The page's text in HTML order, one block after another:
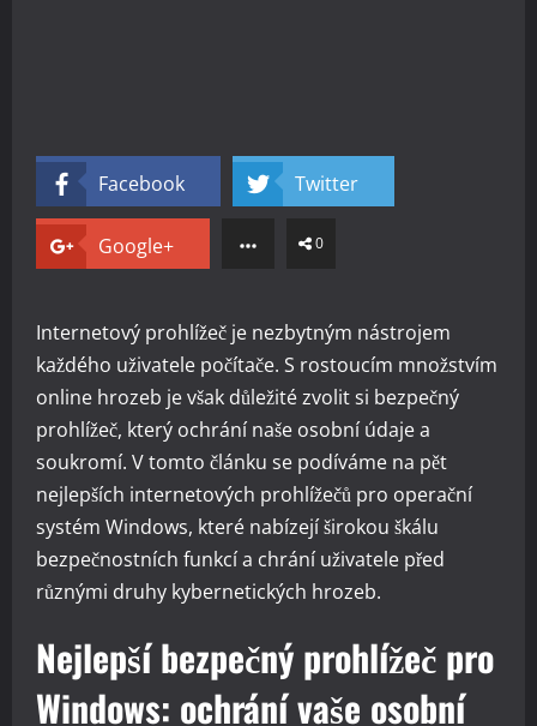
Facebook Twitter
Google+ 0
Internetový prohlížeč je nezbytným nástrojem
každého uživatele počítače. S rostoucím množstvím
online hrozeb je však důležité zvolit si bezpečný
prohlížeč, který ochrání naše osobní údaje a
soukromí. V tomto článku se podíváme na pět
nejlepších internetových prohlížečů pro operační
systém Windows, které nabízejí širokou škálu
bezpečnostních funkcí a chrání uživatele před
různými druhy kybernetických hrozeb.
Nejlepší bezpečný prohlížeč pro
Windows: ochrání vaše osobní